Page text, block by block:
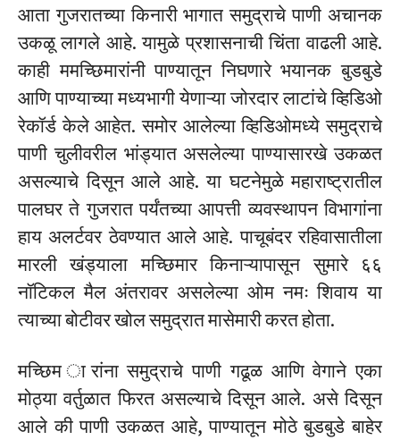
आता गुजरातच्या किनारी भागात समुद्राचे पाणी अचानक
उकळू लागले आहे. यामुळे प्रशासनाची चिंता वाढली आहे.
काही ममच्छिमारांनी पाण्यातून निघणारे भयानक बुडबुडे
आणि पाण्याच्या मध्यभागी येणाऱ्या जोरदार लाटांचे व्हिडिओ
रेकॉर्ड केले आहेत. समोर आलेल्या व्हिडिओमध्ये समुद्राचे
पाणी चुलीवरील भांड्यात असलेल्या पाण्यासारखे उकळत
असल्याचे दिसून आले आहे. या घटनेमुळे महाराष्ट्रातील
पालघर ते गुजरात पर्यंतच्या आपत्ती व्यवस्थापन विभागांना
हाय अलर्टवर ठेवण्यात आले आहे. पाचूबंदर रहिवासातीला
मारली खंड्याला मच्छिमार किनाऱ्यापासून सुमारे ६६
नॉटिकल मैल अंतरावर असलेल्या ओम नमः शिवाय या
त्याच्या बोटीवर खोल समुद्रात मासेमारी करत होता.
मच्छिम ारांना समुद्राचे पाणी गढूळ आणि वेगाने एका
मोठ्या वर्तुळात फिरत असल्याचे दिसून आले. असे दिसून
आले की पाणी उकळत आहे, पाण्यातून मोठे बुडबुडे बाहेर